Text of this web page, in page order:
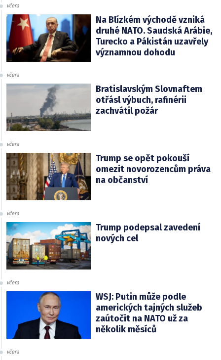
včera
Na Blízkém východě vzniká
druhé NATO. Saudská Arábie,
Turecko a Pákistán uzavřely
významnou dohodu
včera
Bratislavským Slovnaftem
otřásl výbuch, rafinérii
zachvátil požár
včera
Trump se opět pokouší
omezit novorozencům práva
na občanství
včera
Trump podepsal zavedení
nových cel
včera
WSJ: Putin může podle
amerických tajných služeb
zaútočit na NATO už za
několik měsíců
včera